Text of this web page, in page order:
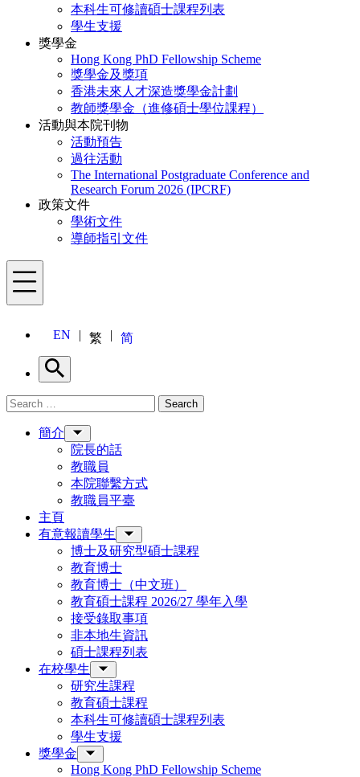
本科生可修讀碩士課程列表
學生支援
獎學金
Hong Kong PhD Fellowship Scheme
獎學金及獎項
香港未來人才深造獎學金計劃
教師獎學金（進修碩士學位課程）
活動與本院刊物
活動預告
過往活動
The International Postgraduate Conference and
Research Forum 2026 (IPCRF)
政策文件
學術文件
導師指引文件
Menu
EN 繁 简
Search
Search for: Search
簡介
院長的話
教職員
本院聯繫方式
教職員平臺
主頁
有意報讀學生
博士及研究型碩士課程
教育博士
教育博士（中文班）
教育碩士課程 2026/27 學年入學
接受錄取事項
非本地生資訊
碩士課程列表
在校學生
研究生課程
教育碩士課程
本科生可修讀碩士課程列表
學生支援
獎學金
Hong Kong PhD Fellowship Scheme